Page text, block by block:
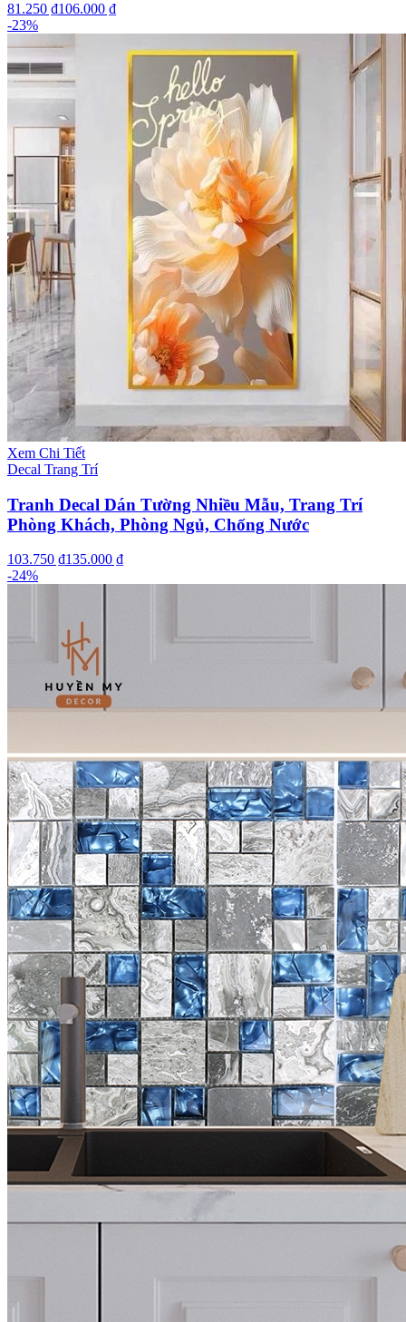
81.250 ₫106.000 ₫
-23%
Xem Chi Tiết
Decal Trang Trí
Tranh Decal Dán Tường Nhiều Mẫu, Trang Trí
Phòng Khách, Phòng Ngủ, Chống Nước
103.750 ₫135.000 ₫
-24%